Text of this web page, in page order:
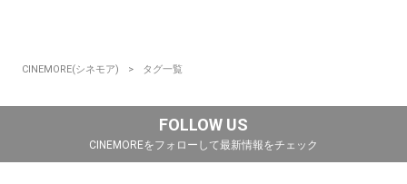
CINEMORE(シネモア) タグ一覧
FOLLOW US
CINEMOREをフォローして最新情報をチェック